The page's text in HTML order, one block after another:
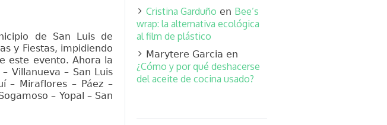
de San Luis de
y Fiestas, impidiendo
este evento. Ahora la
Villanueva – San Luis
– Miraflores – Páez –
– Yopal – San
Cristina Garduño en Bee’s
wrap: la alternativa ecológica
al film de plástico
Marytere Garcia en
¿Cómo y por qué deshacerse
del aceite de cocina usado?